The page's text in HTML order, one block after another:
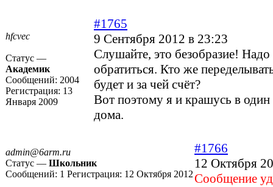
hfcvec
Статус —
Академик
Сообщений: 2004
Регистрация: 13
Января 2009
#1765
9 Сентября 2012 в 23:23
Слушайте, это безобразие!
обратиться. Кто же
будет и за чей счёт?
Вот поэтому я и крашусь в
дома.
admin@6arm.ru
Статус — Школьник
Сообщений: 1 Регистрация: 12 Октября 2012
#1766
12 Октября
Cообщение